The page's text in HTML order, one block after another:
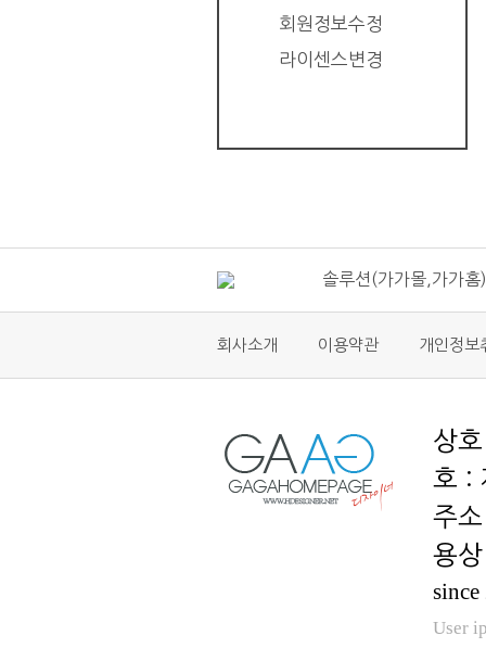
회원정보수정
라이센스변경
솔루션(가가몰,가가
솔루션(가가몰,가가
솔루션(가가몰,가가
도로명주소 우편번호
회사소개 이용약관 개인정보
호 :
용
User